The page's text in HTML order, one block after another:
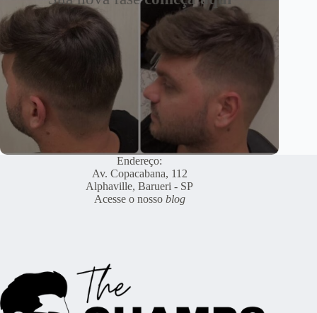
Endereço:
Av. Copacabana, 112
Alphaville, Barueri - SP
Acesse o nosso blog